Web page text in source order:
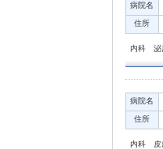
病院名
住所
内科 泌
病院名
住所
内科 皮